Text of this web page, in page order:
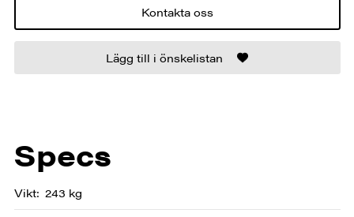
Kontakta oss
Lägg till i önskelistan
Specs
Vikt 243 kg